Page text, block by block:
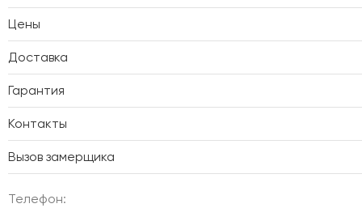
Цены
Доставка
Гарантия
Контакты
Вызов замерщика
Телефон: